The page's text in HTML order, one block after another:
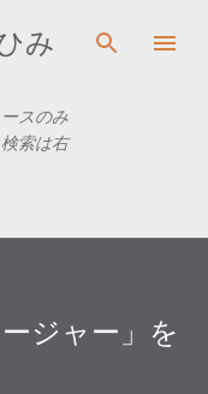
ツに移動
み
スのみ
索は右
ジャー」を